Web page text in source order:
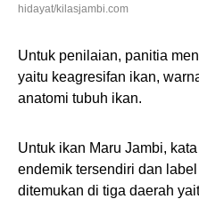
hidayat/kilasjambi.com
Untuk penilaian, panitia
yaitu keagresifan ikan,
anatomi tubuh ikan.
Untuk ikan Maru Jambi,
endemik tersendiri dan
ditemukan di tiga daerah